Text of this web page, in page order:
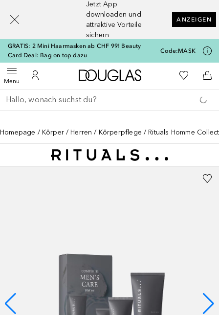
Jetzt App
downloaden und
attraktive Vorteile
sichern
ANZEIGEN
GRATIS: 2 Mini Haarmasken ab CHF 99! Beauty
Card Deal: Bag on top dazu
Code:MASK
MenüMenü öffnenZu Meinem Kundenkonto
Zur Douglas Startseite
Zu Meiner
Gehe zurück
Suche ausführen
Homepage Körper Herren Körperpflege Rituals Homme
[navigation.slideout.screenreader]